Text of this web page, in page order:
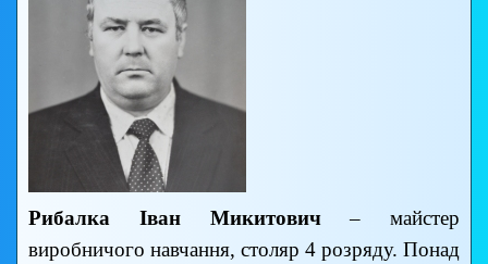
Рибалка Іван Микитович– майстер
виробничого навчання, столяр 4 розряду. Понад